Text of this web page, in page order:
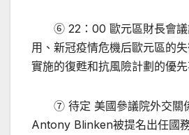
⑥ 22：00 歐元區財長會議
用、新冠疫情危機后歐元區的
實施的復甦和抗風險計劃的優先
⑦ 待定 美國參議院外交關
Antony Blinken被提名出任國